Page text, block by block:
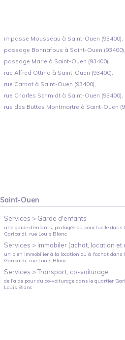
impasse Mousseau à Saint-Ouen (93400),
passage Bonnafous à Saint-Ouen (93400),
passage Marie à Saint-Ouen (93400),
rue Alfred Ottino à Saint-Ouen (93400),
rue Carnot à Saint-Ouen (93400),
rue Charles Schmidt à Saint-Ouen (93400),
rue des Buttes Montmartre à Saint-Ouen
Saint-Ouen
Services > Garde d'enfants
une garde d'enfants, partagée ou ponctuelledans
Garibaldi, rue Louis Blanc
Services > Immobiler (achat, location et
un bien immobilier à la location ou à l'achatdans
Garibaldi, rue Louis Blanc
Services >Transport, co-voiturage
de l'aide pour du co-voituragedans le quartier
Louis Blanc